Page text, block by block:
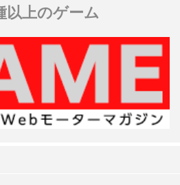
以上のゲーム